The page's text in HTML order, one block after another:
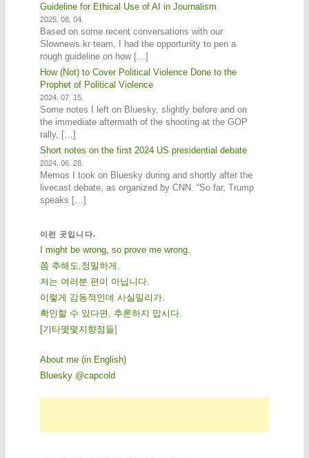
Guideline for Ethical Use of AI in Journalism
2025. 08. 04.
Based on some recent conversations with our
Slownews.kr team, I had the opportunity to pen a
rough guideline on how […]
How (Not) to Cover Political Violence Done to the
Prophet of Political Violence
2024. 07. 15.
Some notes I left on Bluesky, slightly before and on
the immediate aftermath of the shooting at the GOP
rally, […]
Short notes on the first 2024 US presidential debate
2024. 06. 28.
Memos I took on Bluesky during and shortly after the
livecast debate, as organized by CNN. “So far, Trump
speaks […]
이런 곳입니다.
I might be wrong, so prove me wrong.
쫌 추해도,정밀하게.
저는 여러분 편이 아닙니다.
이렇게 감동적인데 사실일리가.
확인할 수 있다면, 추론하지 맙시다.
[기 타몇 몇 지 향점 들]
About me (in English)
Bluesky @capcold